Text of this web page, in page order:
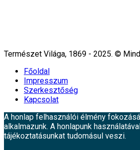
Természet Világa, 1869 - 2025. ©
Főoldal
Impresszum
Szerkesztőség
Kapcsolat
A honlap felhasználói élmény
alkalmazunk. A honlapunk
tájékoztatásunkat tudomásul veszi.